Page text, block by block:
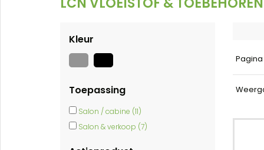
Kleur
Toepassing
Salon / cabine (11)
Salon & verkoop (7)
Pagina